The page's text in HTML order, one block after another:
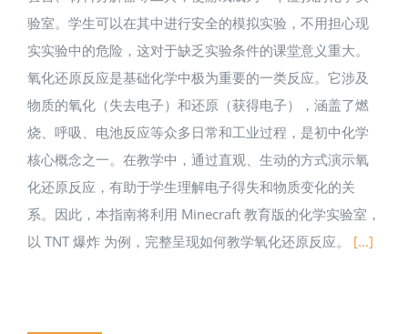
验室。学生可以在其中进行安全的模拟实验，不用担心现
实实验中的危险，这对于缺乏实验条件的课堂意义重大。
氧化还原反应是基础化学中极为重要的一类反应。它涉及
物质的氧化（失去电子）和还原（获得电子），涵盖了燃
烧、呼吸、电池反应等众多日常和工业过程，是初中化学
核心概念之一。在教学中，通过直观、生动的方式演示氧
化还原反应，有助于学生理解电子得失和物质变化的关
系。因此，本指南将利用 Minecraft 教育版的化学实验室，
以 TNT 爆炸 为例，完整呈现如何教学氧化还原反应。 [...]